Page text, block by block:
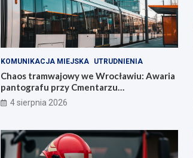
KOMUNIKACJA MIEJSKA UTRUDNIENIA
Chaos tramwajowy we Wrocławiu: Awaria
pantografu przy Cmentarzu
Grabiszyńskim
4 sierpnia 2026